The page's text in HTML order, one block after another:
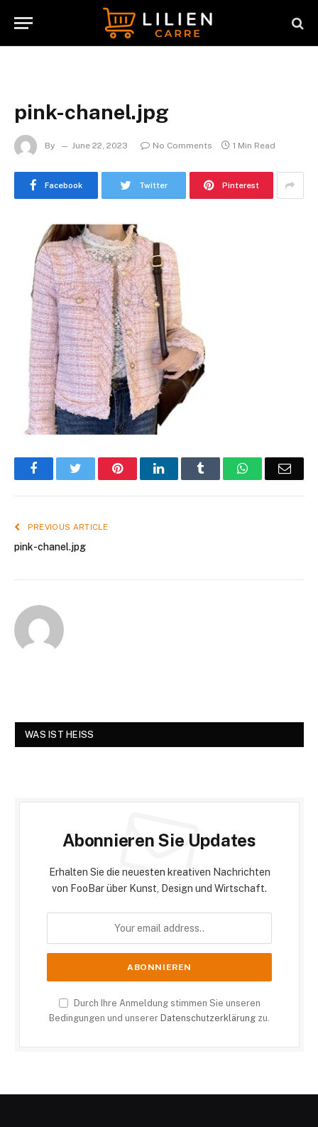
pink-chanel.jpg
By June 22, 2023 No Comments 1 Min Read
Facebook Twitter Pinterest
FacebookTwitter PinterestLinkedIn Tumblr WhatsApp
PREVIOUS ARTICLE
pink-chanel.jpg
WAS IST HEISS
Abonnieren Sie Updates
Erhalten Sie die neuesten kreativen Nachrichten
von FooBar über Kunst, Design und Wirtschaft.
Durch Ihre Anmeldung stimmen Sie unseren
Bedingungen und unserer Datenschutzerklärung zu.